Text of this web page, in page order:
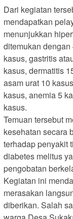
Dari kegiatan
mendapatkan
menunjukkan
ditemukan
kasus, gastritis
kasus, dermatitis
asam urat 10
kasus, anemia 5
kasus.
Temuan tersebut
kesehatan secara
terhadap penyakit
diabetes melitus
pengobatan
Kegiatan ini
merasakan
diberikan. Salah